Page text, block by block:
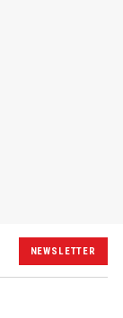
NEWSLETTER